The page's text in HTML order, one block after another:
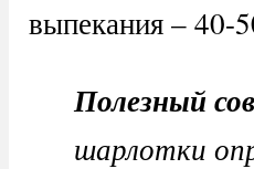
выпекания – 40-
Полезный
шарлотки